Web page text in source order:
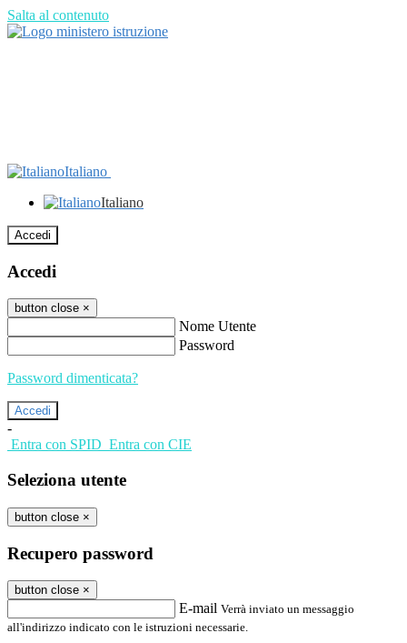
Salta al contenuto
Italiano
Italiano
Accedi
Accedi
button close ×
Nome Utente
Password
Password dimenticata?
-
Entra con SPID Entra con CIE
Seleziona utente
button close ×
Recupero password
button close ×
E-mail Verrà inviato un messaggio
all'indirizzo indicato con le istruzioni necessarie.